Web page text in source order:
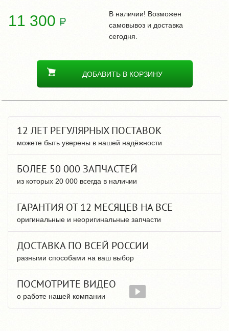
11 300
В наличии! Возможен
самовывоз и доставка
сегодня.
ДОБАВИТЬ В КОРЗИНУ
12 ЛЕТ РЕГУЛЯРНЫХ ПОСТАВОК
можете быть уверены в нашей надёжности
БОЛЕЕ 50 000 ЗАПЧАСТЕЙ
из которых 20 000 всегда в наличии
ГАРАНТИЯ ОТ 12 МЕСЯЦЕВ НА ВСЕ
оригинальные и неоригинальные запчасти
ДОСТАВКА ПО ВСЕЙ РОССИИ
разными способами на ваш выбор
ПОСМОТРИТЕ ВИДЕО
о работе нашей компании